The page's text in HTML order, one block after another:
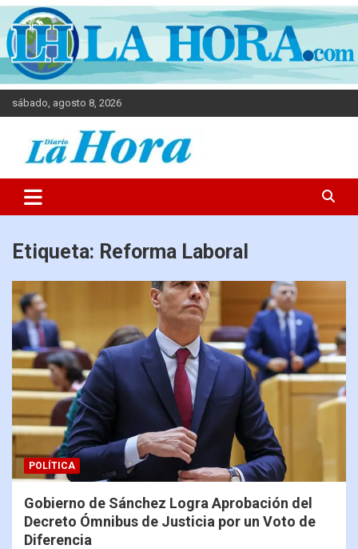
sábado, agosto 8, 2026
Diario La Hora
Etiqueta: Reforma Laboral
POLÍTICA
Gobierno de Sánchez Logra Aprobación del
Decreto Ómnibus de Justicia por un Voto de
Diferencia